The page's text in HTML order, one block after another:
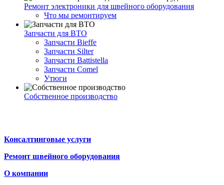
Ремонт электроники для швейного оборудования
Что мы ремонтируем
Запчасти для ВТО
Запчасти Bieffe
Запчасти Silter
Запчасти Battistella
Запчасти Comel
Утюги
Собственное производство
Консалтинговые услуги
Ремонт швейного оборудования
О компании